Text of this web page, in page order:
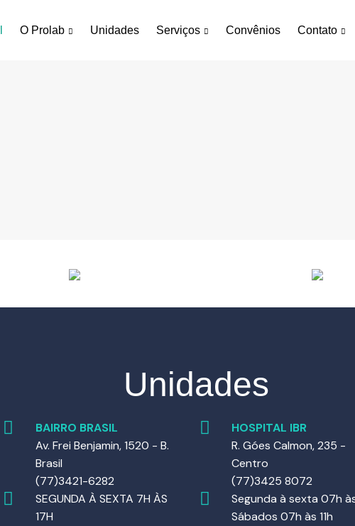
O Prolab Unidades Serviços Convênios Contato
Unidades
BAIRRO BRASIL
Av. Frei Benjamin, 1520 - B.
Brasil
(77)3421-6282
SEGUNDA À SEXTA 7H ÀS
17H
HOSPITAL IBR
R. Góes Calmon, 235 -
Centro
(77)3425 8072
Segunda à sexta 07h
Sábados 07h às 11h